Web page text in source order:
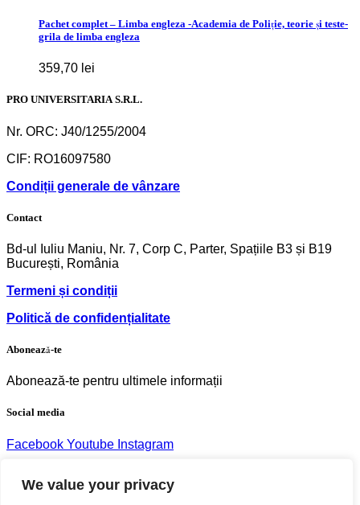
We value your privacy
Pachet complet – Limba engleza -Academia de Poliție, teorie și teste-
grila de limba engleza
359,70 lei
PRO UNIVERSITARIA S.R.L.
Nr. ORC: J40/1255/2004
CIF: RO16097580
Condiții generale de vânzare
Contact
Bd-ul Iuliu Maniu, Nr. 7, Corp C, Parter, Spațiile B3 și B19
București, România
Termeni și condiții
Politică de confidențialitate
Abonează-te
Abonează-te pentru ultimele informații
Social media
Facebook Youtube Instagram